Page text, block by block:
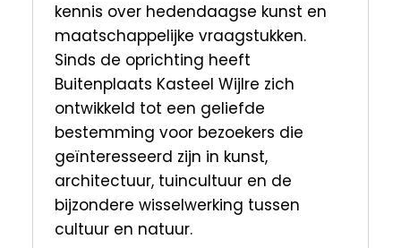
kennis over hedendaagse kunst en
maatschappelijke vraagstukken.
Sinds de oprichting heeft
Buitenplaats Kasteel Wijlre zich
ontwikkeld tot een geliefde
bestemming voor bezoekers die
geïnteresseerd zijn in kunst,
architectuur, tuincultuur en de
bijzondere wisselwerking tussen
cultuur en natuur.